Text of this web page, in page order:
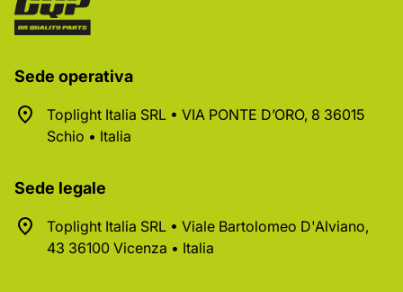
Sede operativa
Toplight Italia SRL • VIA PONTE D’ORO, 8 36015
Schio • Italia
Sede legale
Toplight Italia SRL • Viale Bartolomeo D'Alviano,
43 36100 Vicenza • Italia